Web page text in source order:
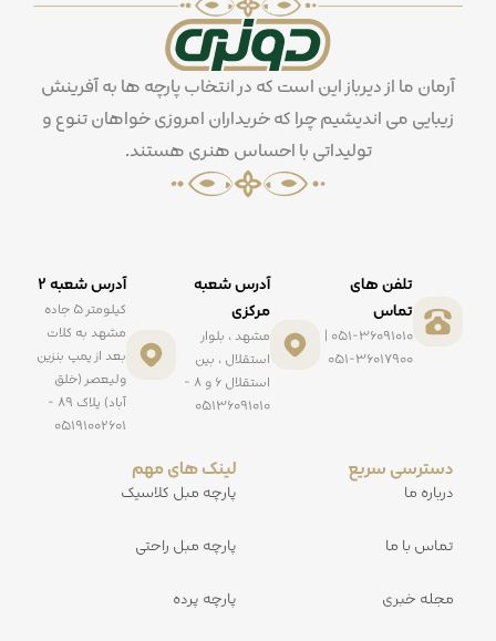
آرمان ما از دیرباز این است که در انتخاب پارچه ها به آفرینش
زیبایی می اندیشیم چرا که خریداران امروزی خواهان تنوع و
تولیداتی با احساس هنری هستند.
تلفن های
تماس
051-36091010 |
051-36017900
آدرس شعبه
مرکزی
مشهد ، بلوار
استقلال ، بین
استقلال ۶ و ۸ -
۰۵۱۳۶۰۹۱۰۱۰
آدرس شعبه ۲
کیلومتر ۵ جاده
مشهد به کلات
بعد از پمپ بنزین
ولیعصر (خلق
آباد) پلاک ۸۹ -
۰۵۱۹۱۰۰۲۶۰۱
دسترسی سریع
درباره ما
تماس با ما
مجله خبری
لینک های مهم
پارچه مبل کلاسیک
پارچه مبل راحتی
پارچه پرده